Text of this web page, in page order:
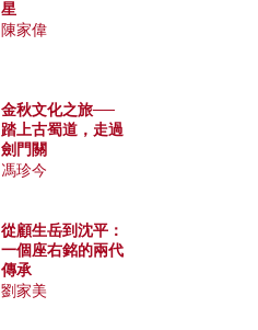
星
陳家偉
金秋文化之旅──
踏上古蜀道，走過
劍門關
馮珍今
從顧生岳到沈平：
一個座右銘的兩代
傳承
劉家美